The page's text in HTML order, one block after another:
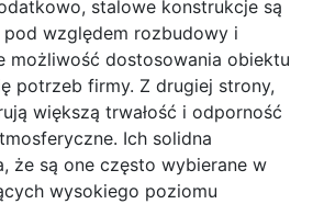
stalowe konstrukcje są
względem rozbudowy i
możliwość dostosowania obiektu
potrzeb firmy. Z drugiej strony,
większą trwałość i odporność
Ich solidna
że są one często wybierane w
wysokiego poziomu